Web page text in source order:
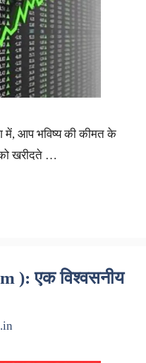
में, आप भविष्य की कीमत के
को खरीदते …
): एक विश्वसनीय